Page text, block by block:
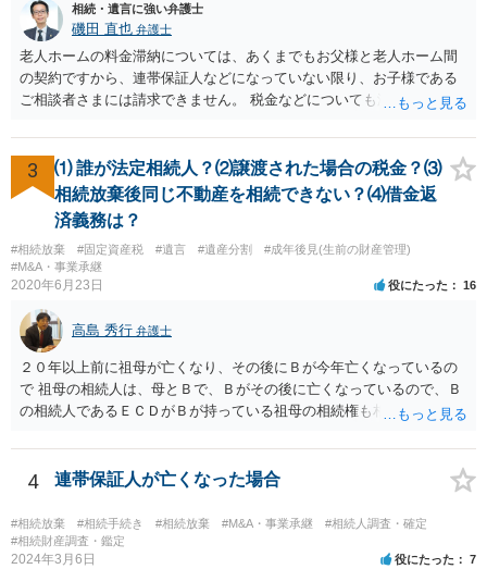
相続・遺言に強い弁護士
磯田 直也 弁護士
老人ホームの料金滞納については、あくまでもお父様と老人ホーム間
の契約ですから、連帯保証人などになっていない限り、お子様である
ご相談者さまには請求できません。 税金などについても滞納している
護受給の際に扶養できないかという連絡が役所から来ますが、できな
い旨回答すればそれまでです。 相続が開始した場合については先述の
通りです。 民法上の扶養義務はご相談者さまがお考えのほど強いもの
ではありません。 あくまでも、余力の範囲で認められるものです。 親
の介護は子供がみるという民法の条文はありません。 また、親に対す
る扶養義務は配偶者や子に対する扶養義務に比べて弱いものです。 生
まれてすぐ両親が離婚し、その後会っていなかったという事情も、扶
養義務の順位を下げる一つの理由になります。
3
⑴ 誰が法定相続人？⑵譲渡された場合の税金？⑶
相続放棄後同じ不動産を相続できない？⑷借金返
済義務は？
#相続放棄 #固定資産税 #遺言 #遺産分割
#成年後見(生前の財産管理)
#M&A・事業承継
2020年6月23日 役にたった 16
高島 秀行 弁護士
２０年以上前に祖母が亡くなり、その後にＢが今年亡くなっているの
で 祖母の相続人は、母とＢで、Ｂがその後に亡くなっているので、Ｂ
の相続人であるＥＣＤがＢが持っている祖母の相続権も相続すること
Ｅも行う必要があります。 Ｂの配偶者であるＥは常にＢの相続人とな
ります。
4 連帯保証人が亡くなった場合
#相続放棄 #相続手続き #相続放棄 #M&A・事業承継
#相続人調査・確定
#相続財産調査・鑑定
2024年3月6日 役にたった 7